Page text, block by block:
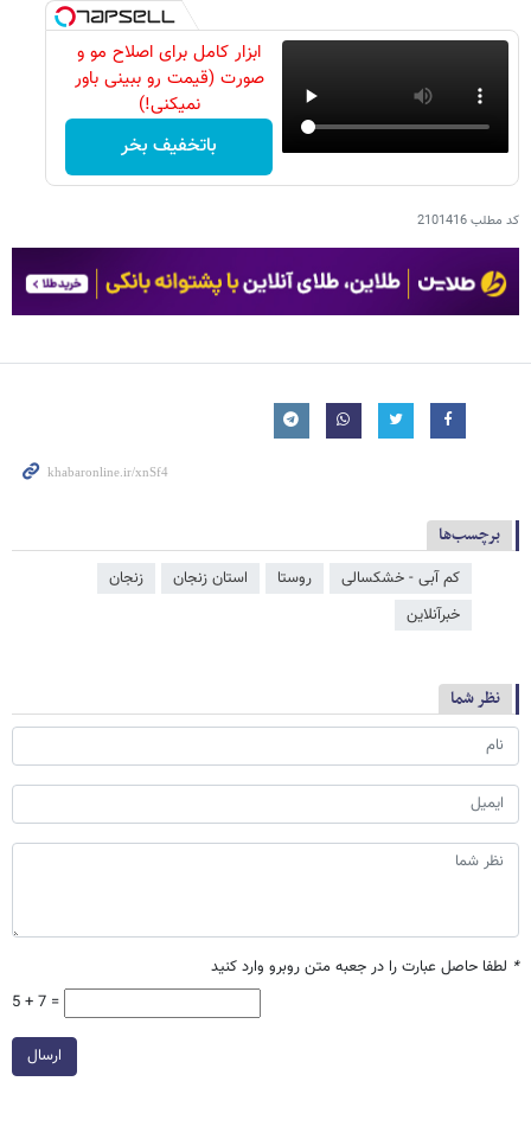
ابزار کامل برای اصلاح مو و
صورت (قیمت رو ببینی باور
نمیکنی!)
باتخفیف بخر
کد مطلب2101416
برچسب‌ها
کم آبی - خشکسالی روستا استان زنجان
زنجان
خبرآنلاین
نظر شما
* لطفا حاصل عبارت را در جعبه متن روبرو وارد کنید
5 + 7 =
ارسال